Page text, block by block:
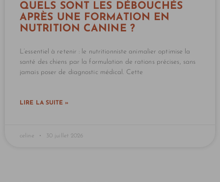
QUELS SONT LES DÉBOUCHÉS
APRÈS UNE FORMATION EN
NUTRITION CANINE ?
L’essentiel à retenir : le nutritionniste animalier optimise la
santé des chiens par la formulation de rations précises, sans
jamais poser de diagnostic médical. Cette
LIRE LA SUITE »
celine 30 juillet 2026